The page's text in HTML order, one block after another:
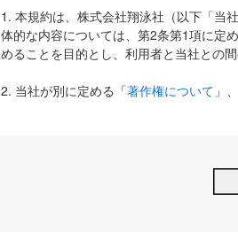
1. 本規約は、株式会社翔泳社（以下「当
体的な内容については、第2条第1項に定
めることを目的とし、利用者と当社との間
2. 当社が別に定める「著作権について 」
は、本規約の規定が優先して適用されるも